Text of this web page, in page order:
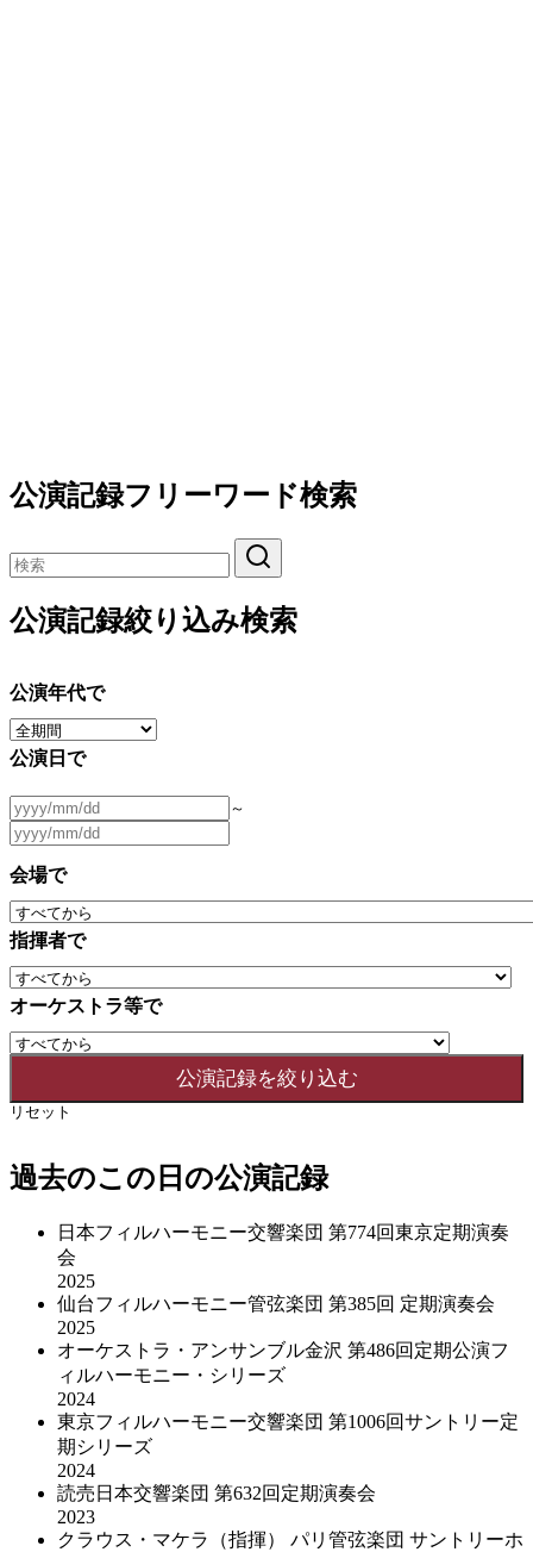
公演記録フリーワード検索
公演記録絞り込み検索
公演年代で
公演日で
～
会場で
指揮者で
オーケストラ等で
リセット
過去のこの日の公演記録
日本フィルハーモニー交響楽団 第774回東京定期演奏
会
2025
仙台フィルハーモニー管弦楽団 第385回 定期演奏会
2025
オーケストラ・アンサンブル金沢 第486回定期公演フ
ィルハーモニー・シリーズ
2024
東京フィルハーモニー交響楽団 第1006回サントリー定
期シリーズ
2024
読売日本交響楽団 第632回定期演奏会
2023
クラウス・マケラ（指揮） パリ管弦楽団 サントリーホ